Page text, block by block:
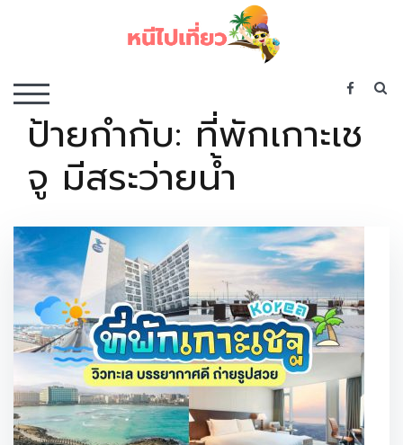
TOGGLE MOBILE MENU
ป้ายกำกับ: ที่พักเกาะเช
จู มีสระว่ายน้ำ